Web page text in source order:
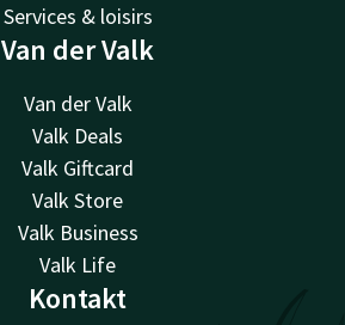
Services & loisirs
Van der Valk
Van der Valk
Valk Deals
Valk Giftcard
Valk Store
Valk Business
Valk Life
Kontakt